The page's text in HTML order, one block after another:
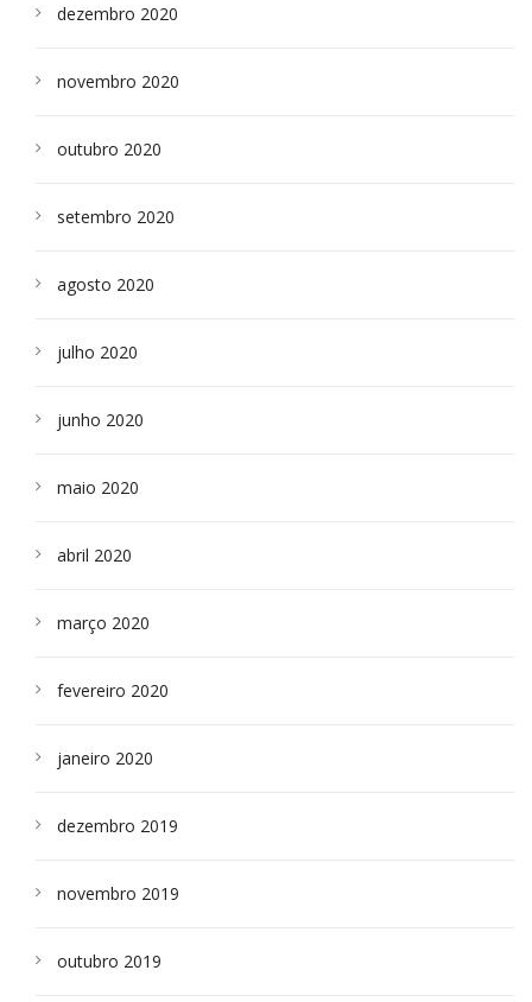
dezembro 2020
novembro 2020
outubro 2020
setembro 2020
agosto 2020
julho 2020
junho 2020
maio 2020
abril 2020
março 2020
fevereiro 2020
janeiro 2020
dezembro 2019
novembro 2019
outubro 2019